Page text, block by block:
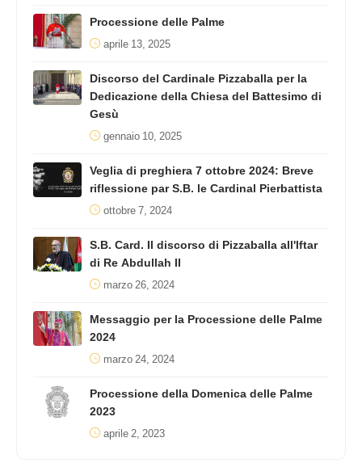
Processione delle Palme
aprile 13, 2025
Discorso del Cardinale Pizzaballa per la
Dedicazione della Chiesa del Battesimo di
Gesù
gennaio 10, 2025
Veglia di preghiera 7 ottobre 2024: Breve
riflessione par S.B. le Cardinal Pierbattista
ottobre 7, 2024
S.B. Card. Il discorso di Pizzaballa all'Iftar
di Re Abdullah II
marzo 26, 2024
Messaggio per la Processione delle Palme
2024
marzo 24, 2024
Processione della Domenica delle Palme
2023
aprile 2, 2023